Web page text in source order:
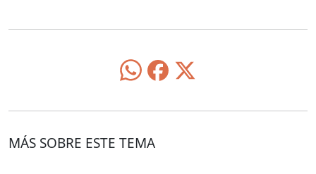
MÁS SOBRE ESTE TEMA